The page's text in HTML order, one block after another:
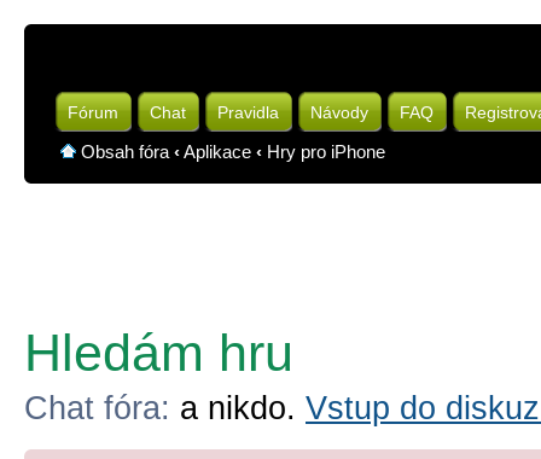
Fórum Chat Pravidla Návody FAQ
Obsah fóra ‹Aplikace ‹ Hry pro iPhone
Hledám hru
Chat fóra: a nikdo. Vstup do